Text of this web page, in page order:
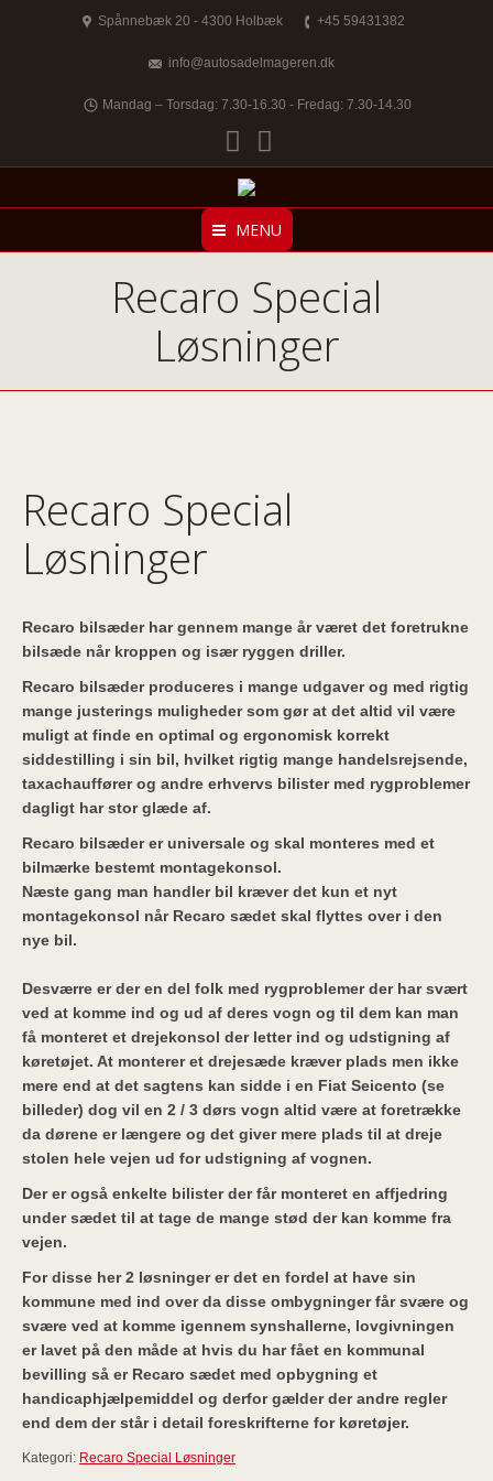
Spånnebæk 20 - 4300 Holbæk +45 59431382
info@autosadelmageren.dk
Mandag – Torsdag: 7.30-16.30 - Fredag: 7.30-14.30
Facebook
MENU
Recaro Special
Løsninger
Recaro Special
Løsninger
Recaro bilsæder har gennem mange år været det foretrukne
bilsæde når kroppen og især ryggen driller.
Recaro bilsæder produceres i mange udgaver og med rigtig
mange justerings muligheder som gør at det altid vil være
muligt at finde en optimal og ergonomisk korrekt
siddestilling i sin bil, hvilket rigtig mange handelsrejsende,
taxachauffører og andre erhvervs bilister med rygproblemer
dagligt har stor glæde af.
Recaro bilsæder er universale og skal monteres med et
bilmærke bestemt montagekonsol.
Næste gang man handler bil kræver det kun et nyt
montagekonsol når Recaro sædet skal flyttes over i den
nye bil.
Desværre er der en del folk med rygproblemer der har svært
ved at komme ind og ud af deres vogn og til dem kan man
få monteret et drejekonsol der letter ind og udstigning af
køretøjet. At monterer et drejesæde kræver plads men ikke
mere end at det sagtens kan sidde i en Fiat Seicento (se
billeder) dog vil en 2 / 3 dørs vogn altid være at foretrække
da dørene er længere og det giver mere plads til at dreje
stolen hele vejen ud for udstigning af vognen.
Der er også enkelte bilister der får monteret en affjedring
under sædet til at tage de mange stød der kan komme fra
vejen.
For disse her 2 løsninger er det en fordel at have sin
kommune med ind over da disse ombygninger får svære og
svære ved at komme igennem synshallerne, lovgivningen
er lavet på den måde at hvis du har fået en kommunal
bevilling så er Recaro sædet med opbygning et
handicaphjælpemiddel og derfor gælder der andre regler
end dem der står i detail foreskrifterne for køretøjer.
Kategori: Recaro Special Løsninger